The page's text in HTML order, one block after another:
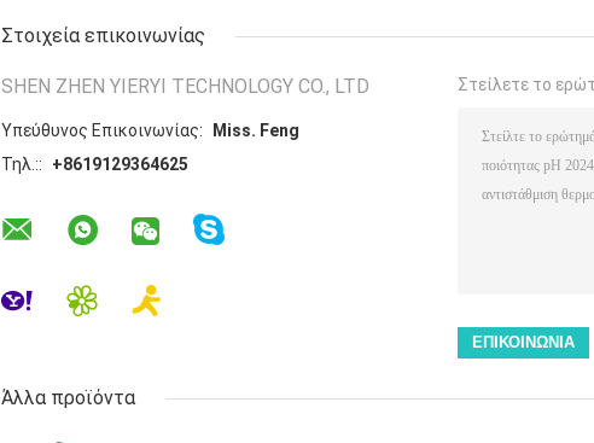
Στοιχεία επικοινωνίας
SHEN ZHEN YIERYI TECHNOLOGY CO., LTD
Υπεύθυνος Επικοινωνίας:
Miss. Feng
Τηλ.::
+8619129364625
Στείλετε το
Άλλα προϊόντα